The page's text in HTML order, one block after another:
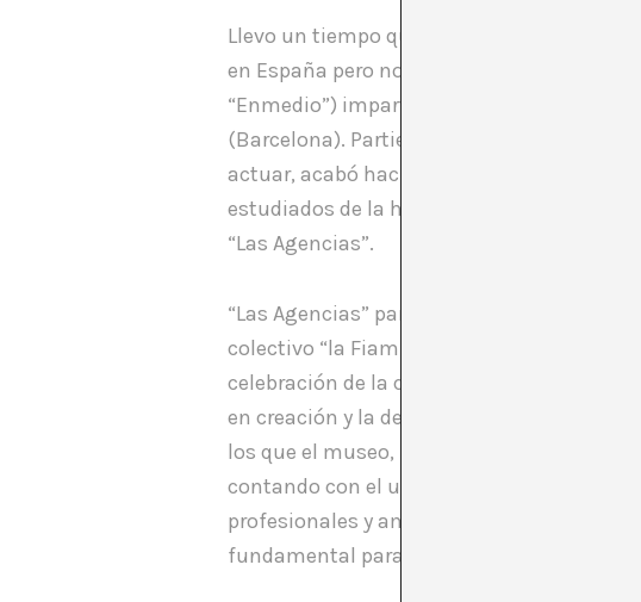
Llevo un tiempo queriendo rescatar un
en España pero no encontraba el
“Enmedio”) impartía el seminario
(Barcelona). Partiendo de una larga lista
actuar, acabó haciendo especial hincapié
estudiados de la historia del arte más
“Las Agencias”.
“Las Agencias” partieron de varios
colectivo “la Fiambrera Obrera”) y Jorge
celebración de la cumbre del Banco
en creación y la de movimientos sociales,
los que el museo, por sí solo, no tenía
contando con el uso de algunos recursos
profesionales y amateurs. Paralelamente
fundamental para evitar el asentamiento